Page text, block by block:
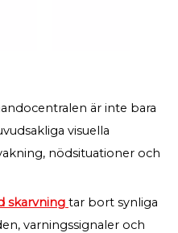
är inte bara
visuella
nödsituationer och
skarvning tar bort synliga
varningssignaler och